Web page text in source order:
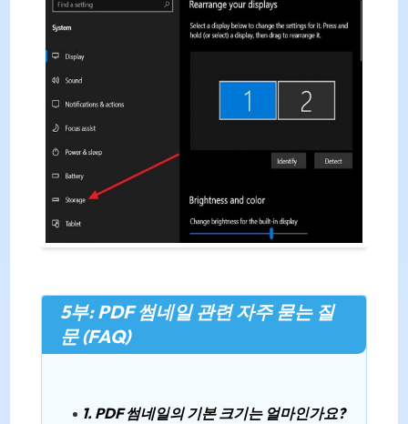
5부: PDF 썸네일 관련 자주 묻는 질
문 (FAQ)
1. PDF 썸네일의 기본 크기는 얼마인가요?